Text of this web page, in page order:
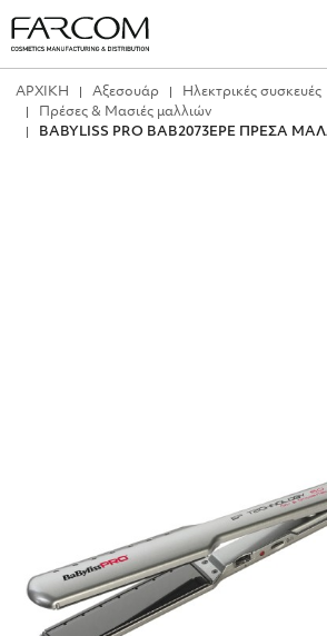
ΑΡΧΙΚΗ Αξεσουάρ
Ηλεκτρικές συσκευές
Πρέσες & Μασιές μαλλιών
BABYLISS PRO BAB2073EPE ΠΡΕΣΑ